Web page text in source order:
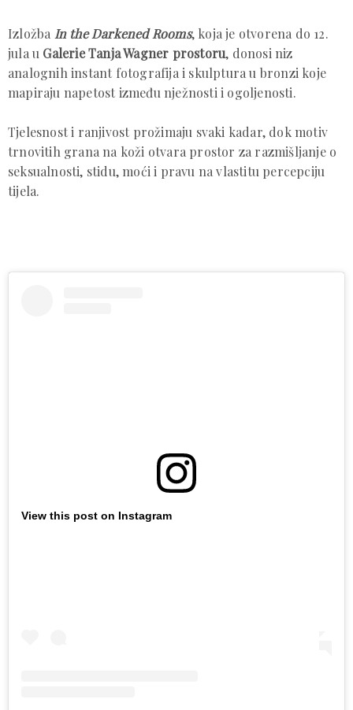
Izložba In the Darkened Rooms, koja je otvorena do 12.
jula u Galerie Tanja Wagner prostoru, donosi niz
analognih instant fotografija i skulptura u bronzi koje
mapiraju napetost između nježnosti i ogoljenosti.
Tjelesnost i ranjivost prožimaju svaki kadar, dok motiv
trnovitih grana na koži otvara prostor za razmišljanje o
seksualnosti, stidu, moći i pravu na vlastitu percepciju
tijela.
View this post on Instagram